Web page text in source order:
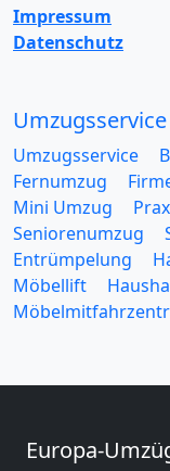
Impressum
Datenschutz
Umzugsservice
Umzugsservice
Fernumzug
Mini Umzug
Seniorenumzug
Entrümpelung
Möbellift
Europa-